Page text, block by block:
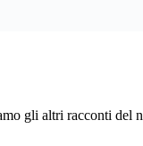
gli altri racconti del